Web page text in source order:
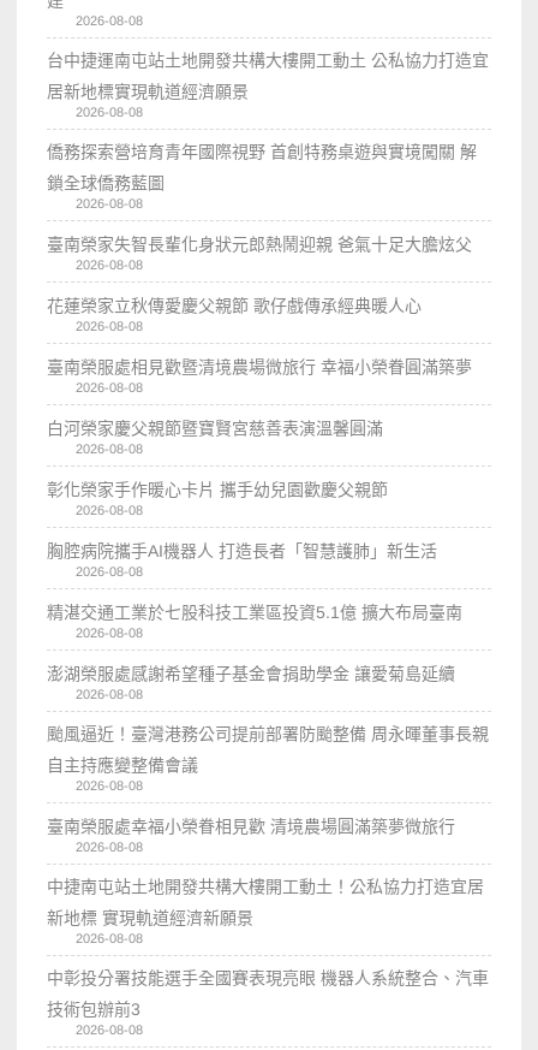
2026-08-08
台中捷運南屯站土地開發共構大樓開工動土 公私協力打造宜
居新地標實現軌道經濟願景
2026-08-08
僑務探索營培育青年國際視野 首創特務桌遊與實境闖關 解
鎖全球僑務藍圖
2026-08-08
臺南榮家失智長輩化身狀元郎熱鬧迎親 爸氣十足大膽炫父
2026-08-08
花蓮榮家立秋傳愛慶父親節 歌仔戲傳承經典暖人心
2026-08-08
臺南榮服處相見歡暨清境農場微旅行 幸福小榮眷圓滿築夢
2026-08-08
白河榮家慶父親節暨寶賢宮慈善表演溫馨圓滿
2026-08-08
彰化榮家手作暖心卡片 攜手幼兒園歡慶父親節
2026-08-08
胸腔病院攜手AI機器人 打造長者「智慧護肺」新生活
2026-08-08
精湛交通工業於七股科技工業區投資5.1億 擴大布局臺南
2026-08-08
澎湖榮服處感謝希望種子基金會捐助學金 讓愛菊島延續
2026-08-08
颱風逼近！臺灣港務公司提前部署防颱整備 周永暉董事長親
自主持應變整備會議
2026-08-08
臺南榮服處幸福小榮眷相見歡 清境農場圓滿築夢微旅行
2026-08-08
中捷南屯站土地開發共構大樓開工動土！公私協力打造宜居
新地標 實現軌道經濟新願景
2026-08-08
中彰投分署技能選手全國賽表現亮眼 機器人系統整合、汽車
技術包辦前3
2026-08-08